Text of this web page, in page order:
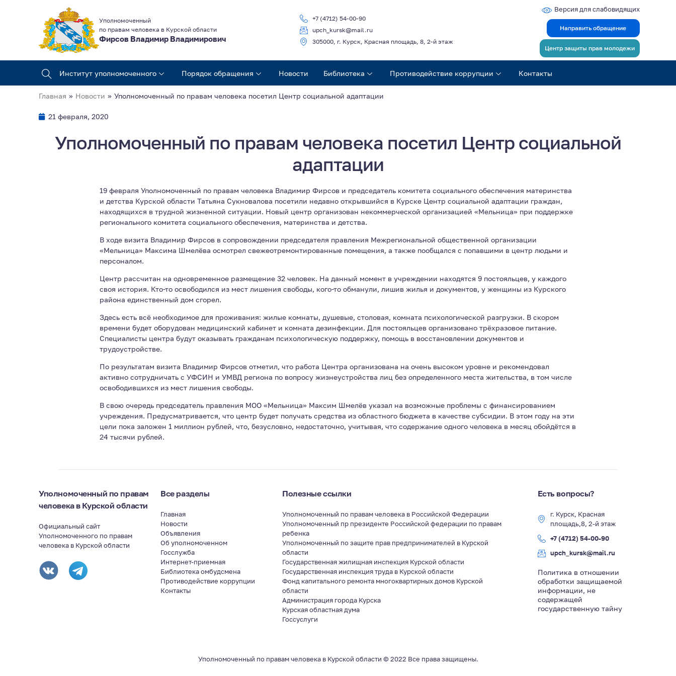
Уполномоченный
по правам человека в Курской области
Фирсов Владимир Владимирович
+7 (4712) 54-00-90
upch_kursk@mail.ru
305000, г. Курск, Красная площадь, 8, 2-й этаж
Версия для слабовидящих
Направить обращение
Центр защиты прав молодежи
Институт уполномоченного Порядок обращения Новости Библиотека Противодействие коррупции Контакты
Главная » Новости » Уполномоченный по правам человека посетил Центр социальной адаптации
21 февраля, 2020
Уполномоченный по правам человека посетил Центр социальной
адаптации
19 февраля Уполномоченный по правам человека Владимир Фирсов и председатель комитета социального обеспечения материнства
и детства Курской области Татьяна Сукновалова посетили недавно открывшийся в Курске Центр социальной адаптации граждан,
находящихся в трудной жизненной ситуации. Новый центр организован некоммерческой организацией «Мельница» при поддержке
регионального комитета социального обеспечения, материнства и детства.
В ходе визита Владимир Фирсов в сопровождении председателя правления Межрегиональной общественной организации
«Мельница» Максима Шмелёва осмотрел свежеотремонтированные помещения, а также пообщался с попавшими в центр людьми и
персоналом.
Центр рассчитан на одновременное размещение 32 человек. На данный момент в учреждении находятся 9 постояльцев, у каждого
своя история. Кто-то освободился из мест лишения свободы, кого-то обманули, лишив жилья и документов, у женщины из Курского
района единственный дом сгорел.
Здесь есть всё необходимое для проживания: жилые комнаты, душевые, столовая, комната психологической разгрузки. В скором
времени будет оборудован медицинский кабинет и комната дезинфекции. Для постояльцев организовано трёхразовое питание.
Специалисты центра будут оказывать гражданам психологическую поддержку, помощь в восстановлении документов и
трудоустройстве.
По результатам визита Владимир Фирсов отметил, что работа Центра организована на очень высоком уровне и рекомендовал
активно сотрудничать с УФСИН и УМВД региона по вопросу жизнеустройства лиц без определенного места жительства, в том числе
освободившихся из мест лишения свободы.
В свою очередь председатель правления МОО «Мельница» Максим Шмелёв указал на возможные проблемы с финансированием
учреждения. Предусматривается, что центр будет получать средства из областного бюджета в качестве субсидии. В этом году на эти
цели пока заложен 1 миллион рублей, что, безусловно, недостаточно, учитывая, что содержание одного человека в месяц обойдётся в
24 тысячи рублей.
Уполномоченный по правам
человека в Курской области
Официальный сайт
Уполномоченного по правам
человека в Курской области
Все разделы
Главная
Новости
Объявления
Об уполномоченном
Госслужба
Интернет-приемная
Библиотека омбудсмена
Противодействие коррупции
Контакты
Полезные ссылки
Уполномоченный по правам человека в Российской Федерации
Уполномоченный пр президенте Российской федерации по правам
ребенка
Уполномоченный по защите прав предпринимателей в Курской
области
Государственная жилищная инспекция Курской области
Государственная инспекция труда в Курской области
Фонд капитального ремонта многоквартирных домов Курской
области
Администрация города Курска
Курская областная дума
Госсуслуги
Есть вопросы?
г. Курск, Красная
площадь,8, 2-й этаж
+7 (4712) 54-00-90
upch_kursk@mail.ru
Политика в отношении
обработки защищаемой
информации, не
содержащей
государственную тайну
Уполномоченный по правам человека в Курской области © 2022 Все права защищены.